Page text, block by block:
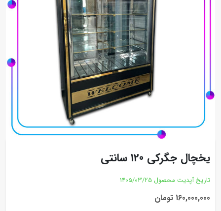
یخچال جگرکی 120 سانتی
تاریخ آپدیت محصول 1405/03/25
160,000,000 تومان